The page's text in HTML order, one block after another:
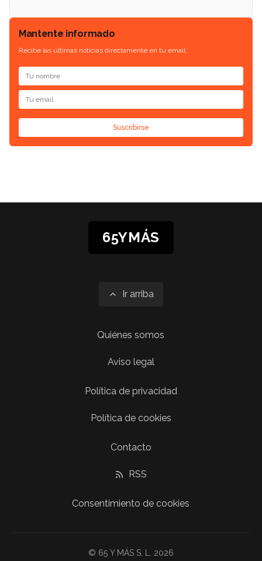
Mantente informado
Recibe las últimas noticias directamente en tu email.
Suscribirse
65YMÁS
Ir arriba
Quiénes somos
Aviso legal
Política de privacidad
Política de cookies
Contacto
RSS
Consentimiento de cookies
© 65 Y MÁS S. L. 2026